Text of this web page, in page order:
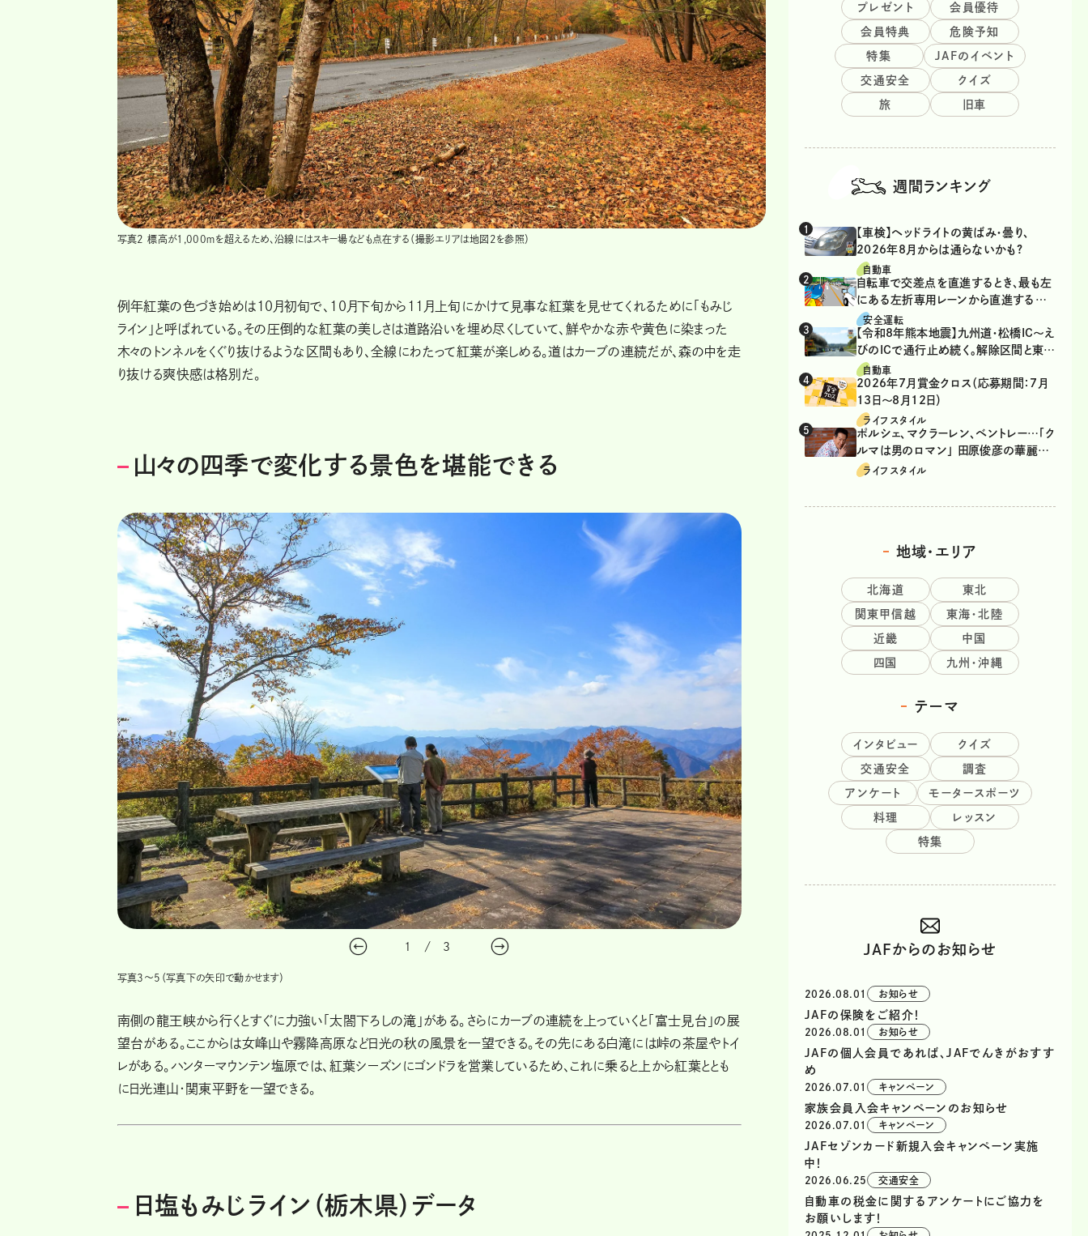
写真2 標高が1,000ｍを超えるため、沿線にはスキー場なども点在する（撮影エリアは地図2を参照）
例年紅葉の色づき始めは10月初旬で、10月下旬から11月上旬にかけて見事な紅葉を見せてくれるために「もみじ
ライン」と呼ばれている。その圧倒的な紅葉の美しさは道路沿いを埋め尽くしていて、鮮やかな赤や黄色に染まった
木々のトンネルをくぐり抜けるような区間もあり、全線にわたって紅葉が楽しめる。道はカーブの連続だが、森の中を走
り抜ける爽快感は格別だ。
山々の四季で変化する景色を堪能できる
1 / 3
写真3～5（写真下の矢印で動かせます）
南側の龍王峡から行くとすぐに力強い「太閤下ろしの滝」がある。さらにカーブの連続を上っていくと「富士見台」の展
望台がある。ここからは女峰山や霧降高原など日光の秋の風景を一望できる。その先にある白滝には峠の茶屋やトイ
レがある。ハンターマウンテン塩原では、紅葉シーズンにゴンドラを営業しているため、これに乗ると上から紅葉ととも
に日光連山・関東平野を一望できる。
日塩もみじライン（栃木県）データ
プレゼント 会員優待
会員特典 危険予知
特集 JAFのイベント
交通安全 クイズ
旅 旧車
週間ランキング
【車検】ヘッドライトの黄ばみ・曇り、
2026年8月からは通らないかも?
自動車
自転車で交差点を直進するとき、最も左
にある左折専用レーンから直進するの
は、違反？
安全運転
【令和8年熊本地震】九州道・松橋IC～え
びのICで通行止め続く。解除区間と東九
州道の迂回ルート
自動車
2026年7月賞金クロス（応募期間：7月
13日～8月12日）
ライフスタイル
ポルシェ、マクラーレン、ベントレー…「ク
ルマは男のロマン」 田原俊彦の華麗な
る愛車遍歴
ライフスタイル
地域・エリア
北海道 東北
関東甲信越 東海・北陸
近畿 中国
四国 九州・沖縄
テーマ
インタビュー クイズ
交通安全 調査
アンケート モータースポーツ
料理 レッスン
特集
JAFからのお知らせ
2026.08.01 お知らせ
JAFの保険をご紹介！
2026.08.01 お知らせ
JAFの個人会員であれば、JAFでんきがおすす
め
2026.07.01 キャンペーン
家族会員入会キャンペーンのお知らせ
2026.07.01 キャンペーン
JAFセゾンカード新規入会キャンペーン実施
中！
2026.06.25 交通安全
自動車の税金に関するアンケートにご協力を
お願いします！